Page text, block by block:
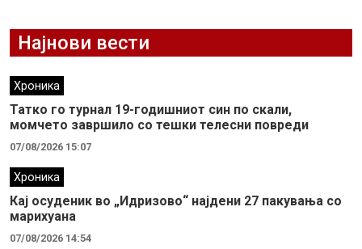
Најнови вести
Хроника
Татко го турнал 19-годишниот син по скали,
момчето завршило со тешки телесни повреди
07/08/2026 15:07
Хроника
Кај осуденик во „Идризово“ најдени 27 пакувања со
марихуана
07/08/2026 14:54